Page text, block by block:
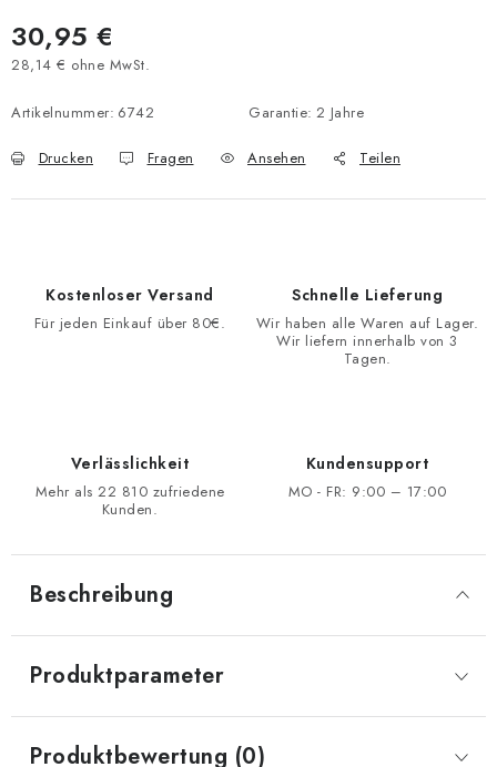
30,95 €
28,14 € ohne MwSt.
Artikelnummer: 6742 Garantie: 2 Jahre
Drucken Fragen Ansehen Teilen
Kostenloser Versand
Für jeden Einkauf über 80€.
Schnelle Lieferung
Wir haben alle Waren auf Lager.
Wir liefern innerhalb von 3
Tagen.
Verlässlichkeit
Mehr als 22 810 zufriedene
Kunden.
Kundensupport
MO - FR: 9:00 – 17:00
Beschreibung
Produktparameter
Produktbewertung (0)